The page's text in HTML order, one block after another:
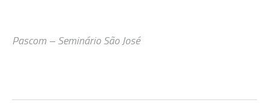
Pascom – Seminário São José